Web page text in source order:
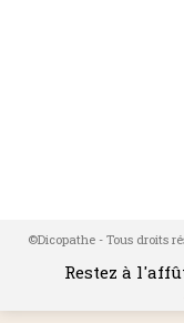
©Dicopathe - Tous droits
Restez à